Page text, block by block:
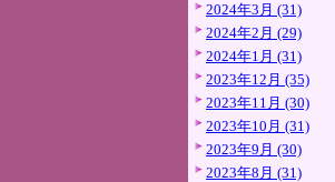
2024年3月 (31)
2024年2月 (29)
2024年1月 (31)
2023年12月 (35)
2023年11月 (30)
2023年10月 (31)
2023年9月 (30)
2023年8月 (31)